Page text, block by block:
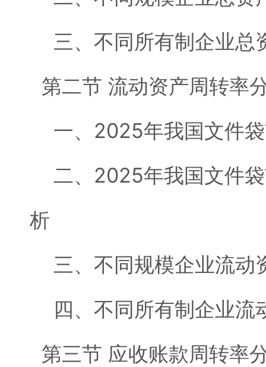
三、不同所有制企业总
第二节 流动资产周转率
一、2025年我国文件
二、2025年我国文件
析
三、不同规模企业流动
四、不同所有制企业流
第三节 应收账款周转率